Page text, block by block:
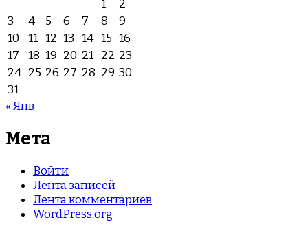
1
2
3
4 5 6 7 8
9
10
11 12 13 14 15 16
17
18 19 20 21 22 23
24 25 26 27 28 29 30
31
« Янв
Мета
Войти
Лента записей
Лента комментариев
WordPress.org